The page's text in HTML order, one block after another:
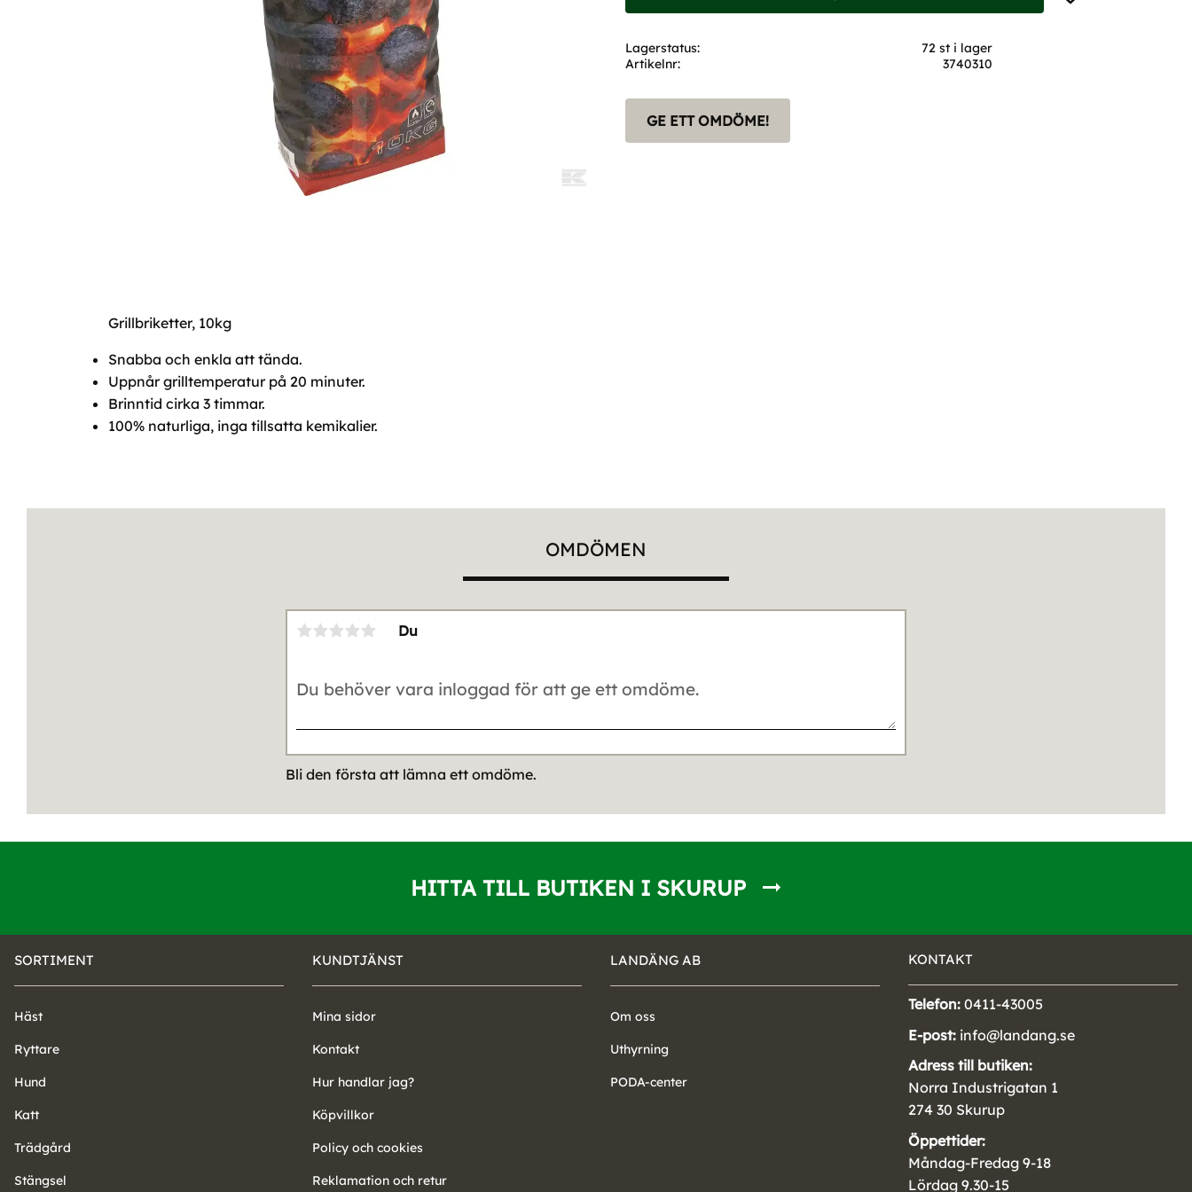
Lagerstatus
72 st i lager
Artikelnr
3740310
GE ETT OMDÖME!
Grillbriketter, 10kg
Snabba och enkla att tända.
Uppnår grilltemperatur på 20 minuter.
Brinntid cirka 3 timmar.
100% naturliga, inga tillsatta kemikalier.
OMDÖMEN
Du
Bli den första att lämna ett omdöme.
HITTA TILL BUTIKEN I SKURUP
SORTIMENT
Häst
Ryttare
Hund
Katt
Trädgård
Stängsel
KUNDTJÄNST
Mina sidor
Kontakt
Hur handlar jag?
Köpvillkor
Policy och cookies
Reklamation och retur
LANDÄNG AB
Om oss
Uthyrning
PODA-center
KONTAKT
Telefon: 0411-43005
E-post: info@landang.se
Adress till butiken:
Norra Industrigatan 1
274 30 Skurup
Öppettider:
Måndag-Fredag 9-18
Lördag 9.30-15